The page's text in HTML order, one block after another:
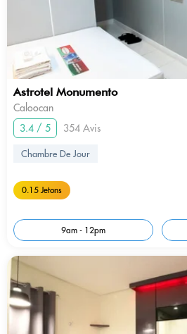
Astrotel Monumento
Caloocan
3.4 / 5
354 Avis
Chambre De Jour
0.15 Jetons
9am - 12pm